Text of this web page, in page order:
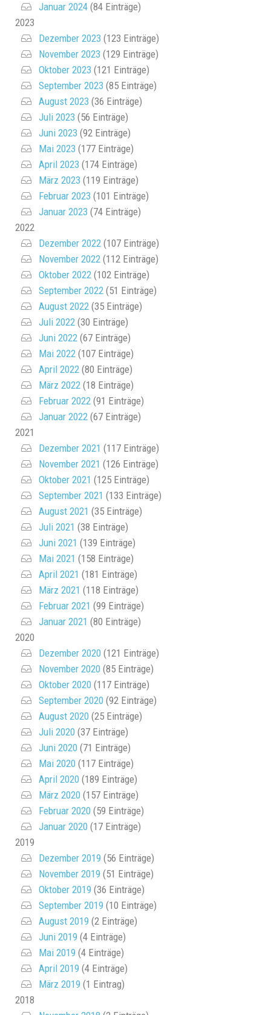
Januar 2024 (84 Einträge)
2023
Dezember 2023 (123 Einträge)
November 2023 (129 Einträge)
Oktober 2023 (121 Einträge)
September 2023 (85 Einträge)
August 2023 (36 Einträge)
Juli 2023 (56 Einträge)
Juni 2023 (92 Einträge)
Mai 2023 (177 Einträge)
April 2023 (174 Einträge)
März 2023 (119 Einträge)
Februar 2023 (101 Einträge)
Januar 2023 (74 Einträge)
2022
Dezember 2022 (107 Einträge)
November 2022 (112 Einträge)
Oktober 2022 (102 Einträge)
September 2022 (51 Einträge)
August 2022 (35 Einträge)
Juli 2022 (30 Einträge)
Juni 2022 (67 Einträge)
Mai 2022 (107 Einträge)
April 2022 (80 Einträge)
März 2022 (18 Einträge)
Februar 2022 (91 Einträge)
Januar 2022 (67 Einträge)
2021
Dezember 2021 (117 Einträge)
November 2021 (126 Einträge)
Oktober 2021 (125 Einträge)
September 2021 (133 Einträge)
August 2021 (35 Einträge)
Juli 2021 (38 Einträge)
Juni 2021 (139 Einträge)
Mai 2021 (158 Einträge)
April 2021 (181 Einträge)
März 2021 (118 Einträge)
Februar 2021 (99 Einträge)
Januar 2021 (80 Einträge)
2020
Dezember 2020 (121 Einträge)
November 2020 (85 Einträge)
Oktober 2020 (117 Einträge)
September 2020 (92 Einträge)
August 2020 (25 Einträge)
Juli 2020 (37 Einträge)
Juni 2020 (71 Einträge)
Mai 2020 (117 Einträge)
April 2020 (189 Einträge)
März 2020 (157 Einträge)
Februar 2020 (59 Einträge)
Januar 2020 (17 Einträge)
2019
Dezember 2019 (56 Einträge)
November 2019 (51 Einträge)
Oktober 2019 (36 Einträge)
September 2019 (10 Einträge)
August 2019 (2 Einträge)
Juni 2019 (4 Einträge)
Mai 2019 (4 Einträge)
April 2019 (4 Einträge)
März 2019 (1 Eintrag)
2018